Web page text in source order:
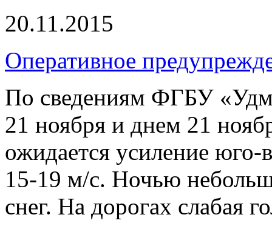
20.11.2015
Оперативное
По сведениям ФГБУ
21 ноября и днем 21
ожидается усиление юго-
15-19 м/с. Ночью
снег. На дорогах слабая